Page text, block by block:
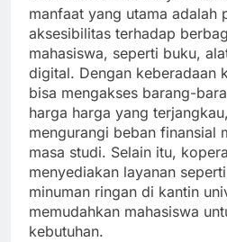
manfaat yang utama adalah
aksesibilitas terhadap
mahasiswa, seperti buku,
digital. Dengan keberadaan
bisa mengakses barang-
harga harga yang
mengurangi beban finansial
masa studi. Selain itu,
menyediakan layanan
minuman ringan di kantin
memudahkan mahasiswa
kebutuhan.